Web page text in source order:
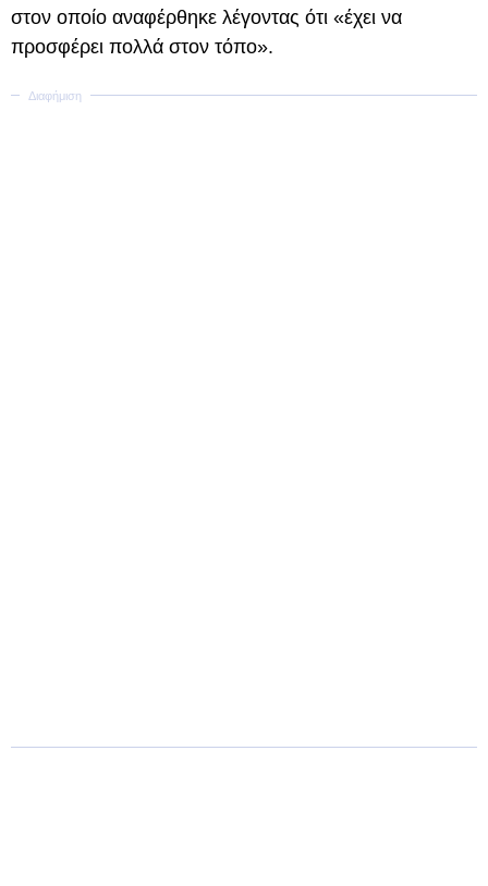
στον οποίο αναφέρθηκε λέγοντας ότι «έχει να
προσφέρει πολλά στον τόπο».